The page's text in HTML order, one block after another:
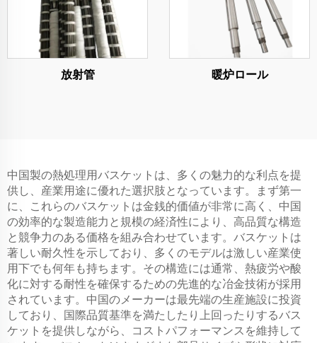
放射管 暖炉ロール
中国製の熱処理用バスケットは、多くの魅力的な利点を提
供し、産業用途に優れた選択肢となっています。まず第一
に、これらのバスケットは金銭的価値が非常に高く、中国
の効率的な製造能力と規模の経済性により、高品質な構造
と競争力のある価格を組み合わせています。バスケットは
著しい耐久性を示しており、多くのモデルは激しい産業使
用下でも何年も持ちます。その構造には通常、熱疲労や酸
化に対する耐性を確保するための先進的な冶金技術が採用
されています。中国のメーカーは最先端の生産施設に投資
しており、国際品質基準を満たしたり上回ったりするバス
ケットを提供しながら、コストパフォーマンスを維持して